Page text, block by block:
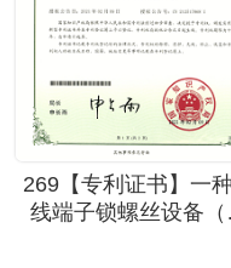
269【专利证书】一
线端子锁螺丝设备（